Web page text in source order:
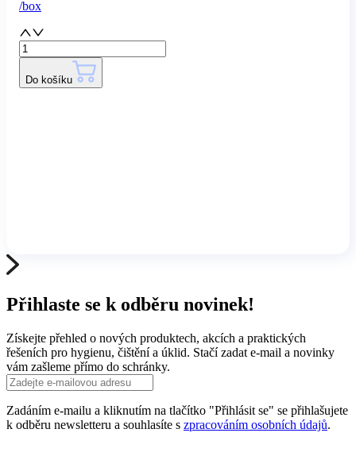
/box
Do košíku
Přihlaste se k odběru novinek!
Získejte přehled o nových produktech, akcích a praktických
řešeních pro hygienu, čištění a úklid. Stačí zadat e-mail a novinky
vám zašleme přímo do schránky.
Zadáním e-mailu a kliknutím na tlačítko "Přihlásit se" se přihlašujete
k odběru newsletteru a souhlasíte s zpracováním osobních údajů.